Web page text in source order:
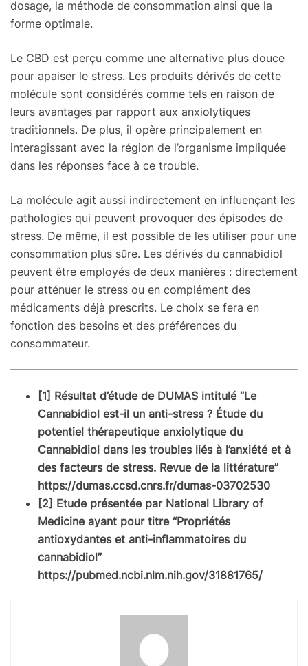
dosage, la méthode de consommation ainsi que la
forme optimale.
Le CBD est perçu comme une alternative plus douce
pour apaiser le stress. Les produits dérivés de cette
molécule sont considérés comme tels en raison de
leurs avantages par rapport aux anxiolytiques
traditionnels. De plus, il opère principalement en
interagissant avec la région de l’organisme impliquée
dans les réponses face à ce trouble.
La molécule agit aussi indirectement en influençant les
pathologies qui peuvent provoquer des épisodes de
stress. De même, il est possible de les utiliser pour une
consommation plus sûre. Les dérivés du cannabidiol
peuvent être employés de deux manières : directement
pour atténuer le stress ou en complément des
médicaments déjà prescrits. Le choix se fera en
fonction des besoins et des préférences du
consommateur.
[1] Résultat d’étude de DUMAS intitulé “Le
Cannabidiol est-il un anti-stress ? Étude du
potentiel thérapeutique anxiolytique du
Cannabidiol dans les troubles liés à l’anxiété et à
des facteurs de stress. Revue de la littérature”
https://dumas.ccsd.cnrs.fr/dumas-03702530
[2] Etude présentée par National Library of
Medicine ayant pour titre “Propriétés
antioxydantes et anti-inflammatoires du
cannabidiol”
https://pubmed.ncbi.nlm.nih.gov/31881765/